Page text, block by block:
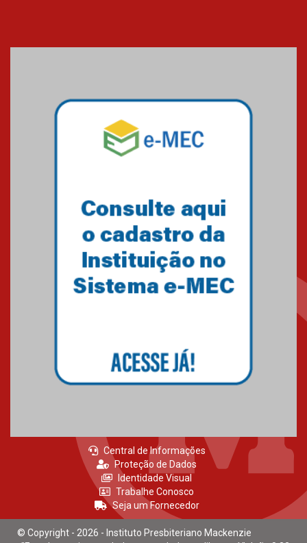
Central de Informações
Proteção de Dados
Identidade Visual
Trabalhe Conosco
Seja um Fornecedor
© Copyright - 2026 - Instituto Presbiteriano Mackenzie